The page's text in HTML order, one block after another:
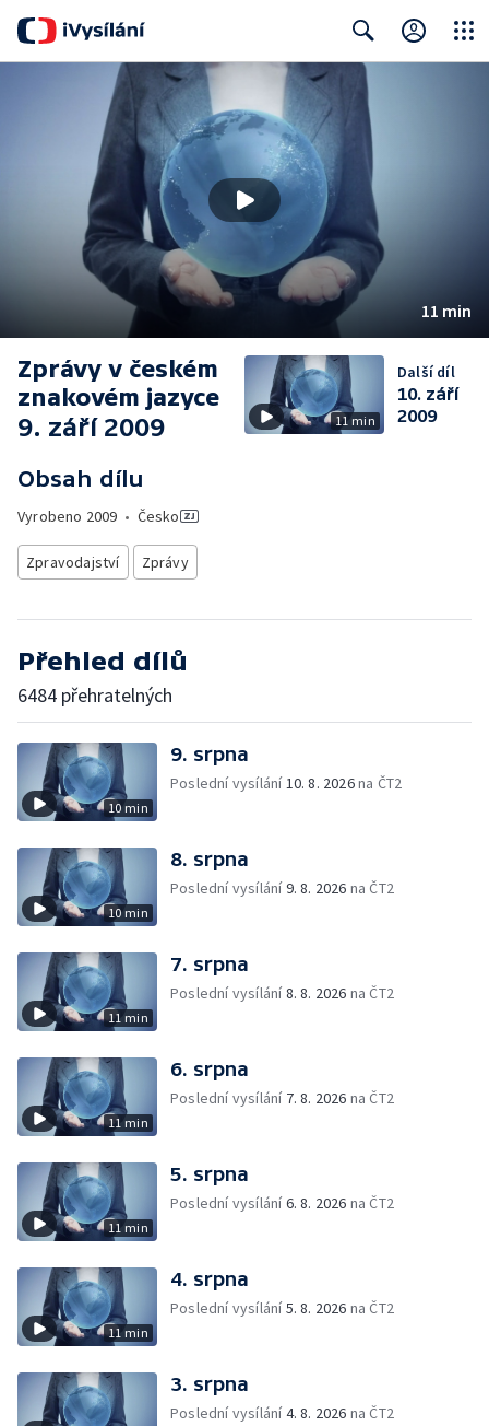
Search
11 min
Zprávy v českém
znakovém jazyce
9. září 2009
Obsah dílu
Vyrobeno 2009 • Česko
Zpravodajství Zprávy
11 min
Další díl
10. září
2009
Přehled dílů
6484 přehratelných
10 min
9. srpna
Poslední vysílání10. 8. 2026na ČT2
10 min
8. srpna
Poslední vysílání9. 8. 2026 na ČT2
11 min
7. srpna
Poslední vysílání8. 8. 2026 na ČT2
11 min
6. srpna
Poslední vysílání 7. 8. 2026 na ČT2
11 min
5. srpna
Poslední vysílání6. 8. 2026 na ČT2
11 min
4. srpna
Poslední vysílání5. 8. 2026 na ČT2
3. srpna
Poslední vysílání4. 8. 2026 na ČT2